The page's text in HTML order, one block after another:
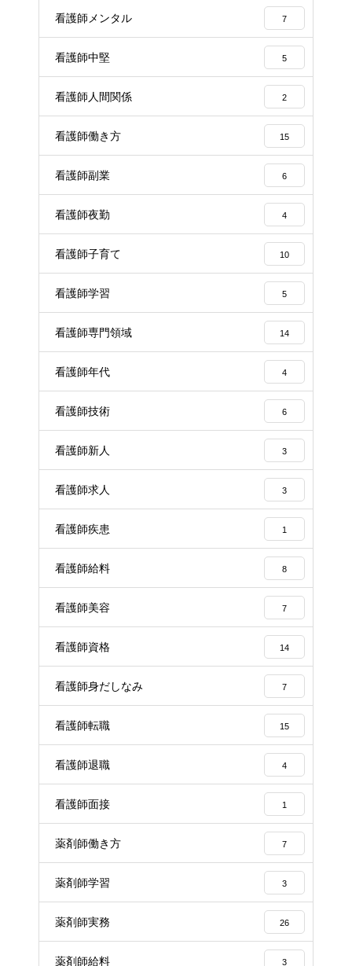
看護師メンタル 7
看護師中堅 5
看護師人間関係 2
看護師働き方 15
看護師副業 6
看護師夜勤 4
看護師子育て 10
看護師学習 5
看護師専門領域 14
看護師年代 4
看護師技術 6
看護師新人 3
看護師求人 3
看護師疾患 1
看護師給料 8
看護師美容 7
看護師資格 14
看護師身だしなみ 7
看護師転職 15
看護師退職 4
看護師面接 1
薬剤師働き方 7
薬剤師学習 3
薬剤師実務 26
薬剤師給料 3